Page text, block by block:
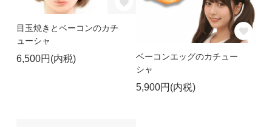
目玉焼きとベーコンのカチ
ューシャ
6,500円(内税)
ベーコンエッグのカチュー
シャ
5,900円(内税)